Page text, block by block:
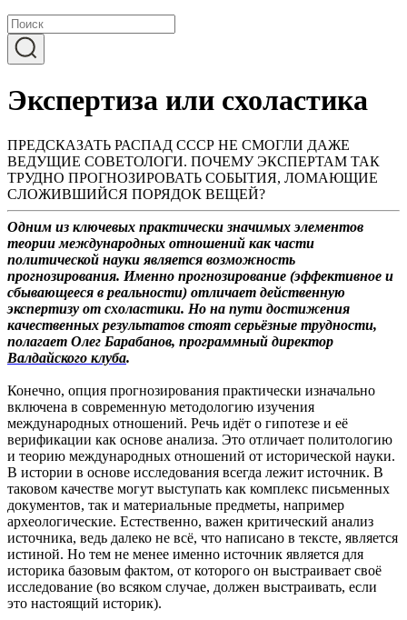
Экспертиза или схоластика
ПРЕДСКАЗАТЬ РАСПАД СССР НЕ СМОГЛИ ДАЖЕ
ВЕДУЩИЕ СОВЕТОЛОГИ. ПОЧЕМУ ЭКСПЕРТАМ ТАК
ТРУДНО ПРОГНОЗИРОВАТЬ СОБЫТИЯ, ЛОМАЮЩИЕ
СЛОЖИВШИЙСЯ ПОРЯДОК ВЕЩЕЙ?
Одним из ключевых практически значимых элементов
теории международных отношений как части
политической науки является возможность
прогнозирования. Именно прогнозирование (эффективное и
сбывающееся в реальности) отличает действенную
экспертизу от схоластики. Но на пути достижения
качественных результатов стоят серьёзные трудности,
полагает Олег Барабанов, программный директор
Валдайского клуба.
Конечно, опция прогнозирования практически изначально
включена в современную методологию изучения
международных отношений. Речь идёт о гипотезе и её
верификации как основе анализа. Это отличает политологию
и теорию международных отношений от исторической науки.
В истории в основе исследования всегда лежит источник. В
таковом качестве могут выступать как комплекс письменных
документов, так и материальные предметы, например
археологические. Естественно, важен критический анализ
источника, ведь далеко не всё, что написано в тексте, является
истиной. Но тем не менее именно источник является для
историка базовым фактом, от которого он выстраивает своё
исследование (во всяком случае, должен выстраивать, если
это настоящий историк).